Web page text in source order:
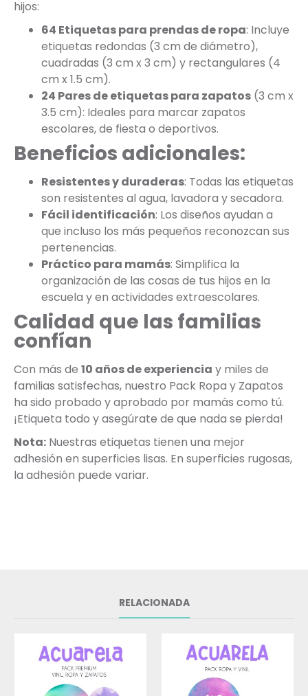
hijos:
64 Etiquetas para prendas de ropa: Incluye
etiquetas redondas (3 cm de diámetro),
cuadradas (3 cm x 3 cm) y rectangulares (4
cm x 1.5 cm).
24 Pares de etiquetas para zapatos (3 cm x
3.5 cm): Ideales para marcar zapatos
escolares, de fiesta o deportivos.
Beneficios adicionales:
Resistentes y duraderas: Todas las etiquetas
son resistentes al agua, lavadora y secadora.
Fácil identificación: Los diseños ayudan a
que incluso los más pequeños reconozcan sus
pertenencias.
Práctico para mamás: Simplifica la
organización de las cosas de tus hijos en la
escuela y en actividades extraescolares.
Calidad que las familias
confían
Con más de 10 años de experiencia y miles de
familias satisfechas, nuestro Pack Ropa y Zapatos
ha sido probado y aprobado por mamás como tú.
¡Etiqueta todo y asegúrate de que nada se pierda!
Nota: Nuestras etiquetas tienen una mejor
adhesión en superficies lisas. En superficies rugosas,
la adhesión puede variar.
RELACIONADA